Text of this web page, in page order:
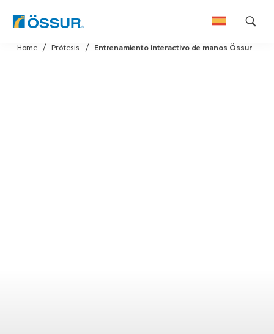
Skip
to
Entrenamiento interactivo de manos Össur
Prótesis
Home